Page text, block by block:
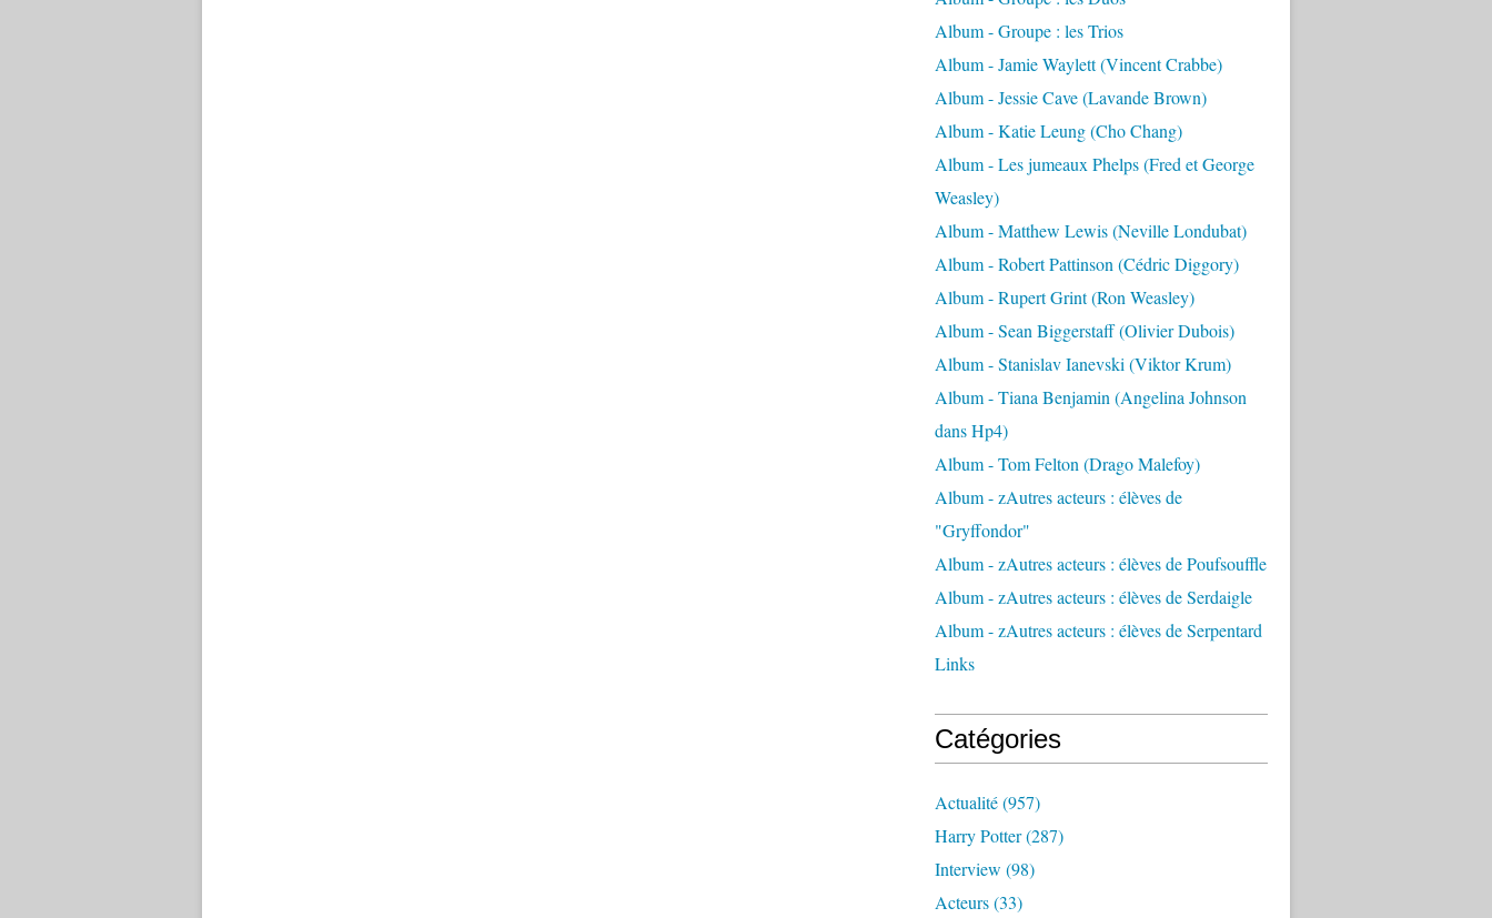
Album - Groupe : les Trios
Album - Jamie Waylett (Vincent Crabbe)
Album - Jessie Cave (Lavande Brown)
Album - Katie Leung (Cho Chang)
Album - Les jumeaux Phelps (Fred et George
Weasley)
Album - Matthew Lewis (Neville Londubat)
Album - Robert Pattinson (Cédric Diggory)
Album - Rupert Grint (Ron Weasley)
Album - Sean Biggerstaff (Olivier Dubois)
Album - Stanislav Ianevski (Viktor Krum)
Album - Tiana Benjamin (Angelina Johnson
dans Hp4)
Album - Tom Felton (Drago Malefoy)
Album - zAutres acteurs : élèves de
"Gryffondor"
Album - zAutres acteurs : élèves de Poufsouffle
Album - zAutres acteurs : élèves de Serdaigle
Album - zAutres acteurs : élèves de Serpentard
Links
Catégories
Actualité(957)
Harry Potter(287)
Interview (98)
Acteurs(33)